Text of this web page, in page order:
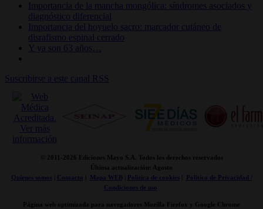
Importancia de la mancha mongólica: síndromes asociados y
diagnóstico diferencial
Importancia del hoyuelo sacro: marcador cutáneo de
disrafismo espinal cerrado
Y ya son 63 años…
Suscribirse a este canal RSS
© 2011- 2026 Ediciones Mayo S.A. Todos los derechos reservados
Última actualización: Agosto
Quienes somos| Contacto Mapa WEB| Politica de cookies|
Politica de Privacidad /
Condiciones de uso
Página web optimizada para navegadores Mozilla Firefox y Google Chrome